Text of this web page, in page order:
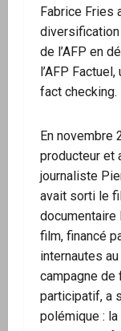
Fabrice Fries
de l’AFP en
l’AFP
fact checking.
En novembre
producteur et
journaliste
avait sorti le
documentaire
film, financé
internautes
campagne de
participatif, a
polémique :